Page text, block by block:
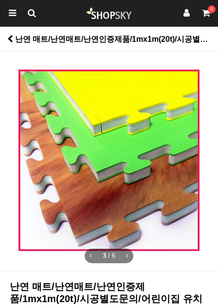
0
난연 매트/난연매트/난연인증제품/1mx1m(20t)/시공별도문의/어린이집 유치원 놀이방매트 태권도매트 체육관매트 쿠션매트 키즈까페매트 놀이매트 대형퍼즐매트 > 유아동/바닥재
3 / 6
난연 매트/난연매트/난연인증제
품/1mx1m(20t)/시공별도문의/어린이집 유치